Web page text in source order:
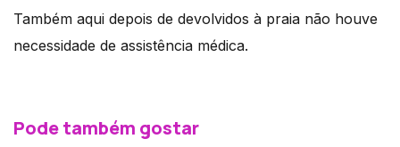
Também aqui depois de devolvidos à praia não houve
necessidade de assistência médica.
Pode também gostar